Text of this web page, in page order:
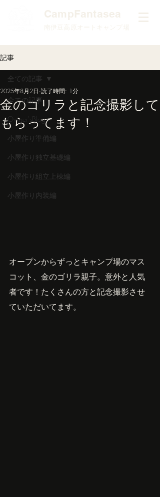
​CampFantasea
南伊豆高原オートキャンプ場
記事
全ての記事
Owner'sBlog
小屋作り準備編
小屋作り独立基礎編
小屋作り組立上棟編
小屋作り内装編
全ての記事
金のゴリラと記念撮影して
もらってます！
2025年8月2日 読了時間: 1分
オープンからずっとキャンプ場のマス
コット、金のゴリラ親子。意外と人気
者です！たくさんの方と記念撮影させ
ていただいてます。